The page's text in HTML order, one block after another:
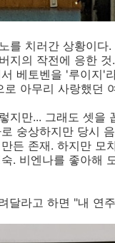
를 치러간 상황이다
지의 작전에 응한
베토벤을 '루이지'
아무리 사랑했던
지만... 그래도 셋을
숭상하지만 당시
든 존재. 하지만 모
. 비엔나를 좋아해
달라고 하면 "내 연